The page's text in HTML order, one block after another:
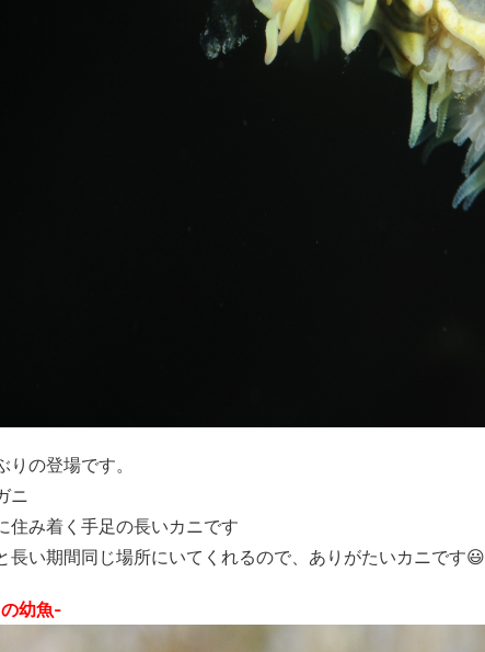
りの登場です。
ニ
住み着く手足の長いカニです
長い期間同じ場所にいてくれるので、ありがたいカニです😃
幼魚-